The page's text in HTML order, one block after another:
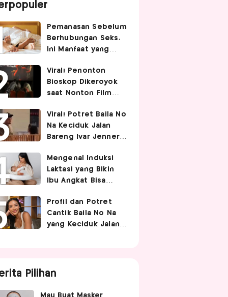
Pemanasan Sebelum
Berhubungan Seks,
Ini Manfaat yang
Pasangan
Viral! Penonton
Bioskop Dikeroyok
saat Nonton Film
Viral! Potret Baila No
Na Keciduk Jalan
Bareng Ivar Jenner,
Mengenal Induksi
Laktasi yang Bikin
Ibu Angkat Bisa
Adopsi
Profil dan Potret
Cantik Baila No Na
yang Keciduk Jalan
Pilihan
Mau Buat Masker